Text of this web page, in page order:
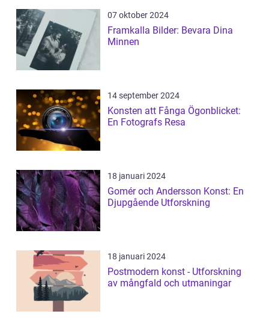
07 oktober 2024
Framkalla Bilder: Bevara Dina
Minnen
14 september 2024
Konsten att Fånga Ögonblicket:
En Fotografs Resa
18 januari 2024
Gomér och Andersson Konst: En
Djupgående Utforskning
18 januari 2024
Postmodern konst - Utforskning
av mångfald och utmaningar